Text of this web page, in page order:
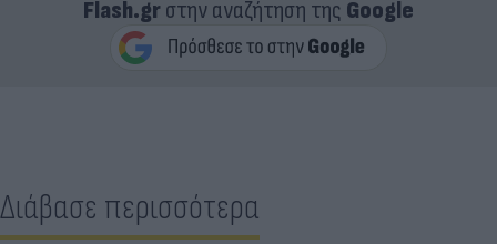
Flash.grστην αναζήτηση της Google
Διάβασε περισσότερα